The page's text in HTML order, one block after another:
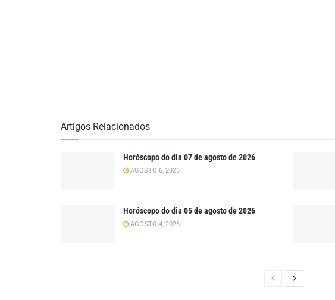
Artigos Relacionados
Horóscopo do dia 07 de agosto de 2026
AGOSTO 6, 2026
Horóscopo do dia 05 de agosto de 2026
AGOSTO 4, 2026